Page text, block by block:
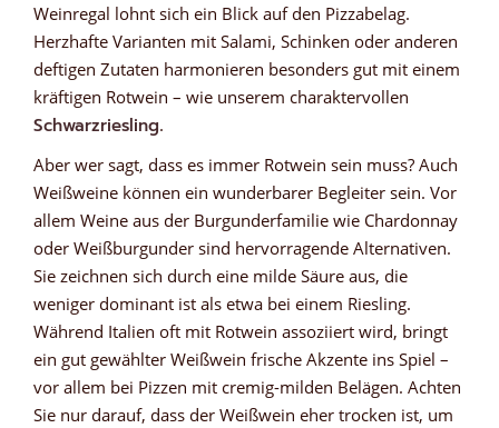
Weinregal lohnt sich ein Blick auf den Pizzabelag.
Herzhafte Varianten mit Salami, Schinken oder anderen
deftigen Zutaten harmonieren besonders gut mit einem
kräftigen Rotwein – wie unserem charaktervollen
Schwarzriesling.
Aber wer sagt, dass es immer Rotwein sein muss? Auch
Weißweine können ein wunderbarer Begleiter sein. Vor
allem Weine aus der Burgunderfamilie wie Chardonnay
oder Weißburgunder sind hervorragende Alternativen.
Sie zeichnen sich durch eine milde Säure aus, die
weniger dominant ist als etwa bei einem Riesling.
Während Italien oft mit Rotwein assoziiert wird, bringt
ein gut gewählter Weißwein frische Akzente ins Spiel –
vor allem bei Pizzen mit cremig-milden Belägen. Achten
Sie nur darauf, dass der Weißwein eher trocken ist, um